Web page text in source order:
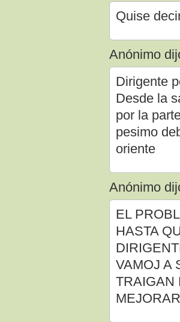
Quise
Anónimo
Dirigente
Desde la
por la
pesimo
oriente
Anónimo
EL
HASTA
VAMOJ A
TRAIGAN